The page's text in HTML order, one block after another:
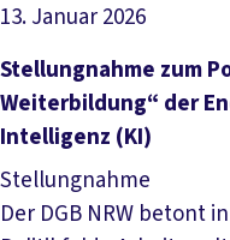
13. Januar 2026
Datei herunterladen
Stel­lung­nah­me zum
Wei­ter­bil­dung“ der
In­tel­li­genz (KI)
Stellungnahme
Der DGB NRW betont